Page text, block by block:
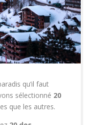
qu’il faut
sélectionné 20
que les autres.